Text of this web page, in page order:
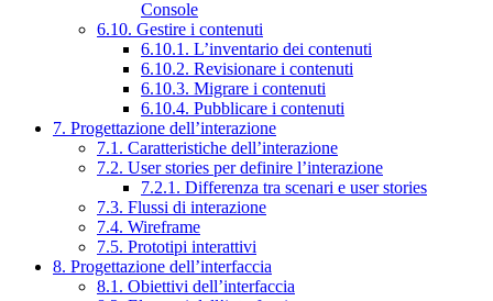
Console
6.10. Gestire i contenuti
6.10.1. L’inventario dei contenuti
6.10.2. Revisionare i contenuti
6.10.3. Migrare i contenuti
6.10.4. Pubblicare i contenuti
7. Progettazione dell’interazione
7.1. Caratteristiche dell’interazione
7.2. User stories per definire l’interazione
7.2.1. Differenza tra scenari e user stories
7.3. Flussi di interazione
7.4. Wireframe
7.5. Prototipi interattivi
8. Progettazione dell’interfaccia
8.1. Obiettivi dell’interfaccia